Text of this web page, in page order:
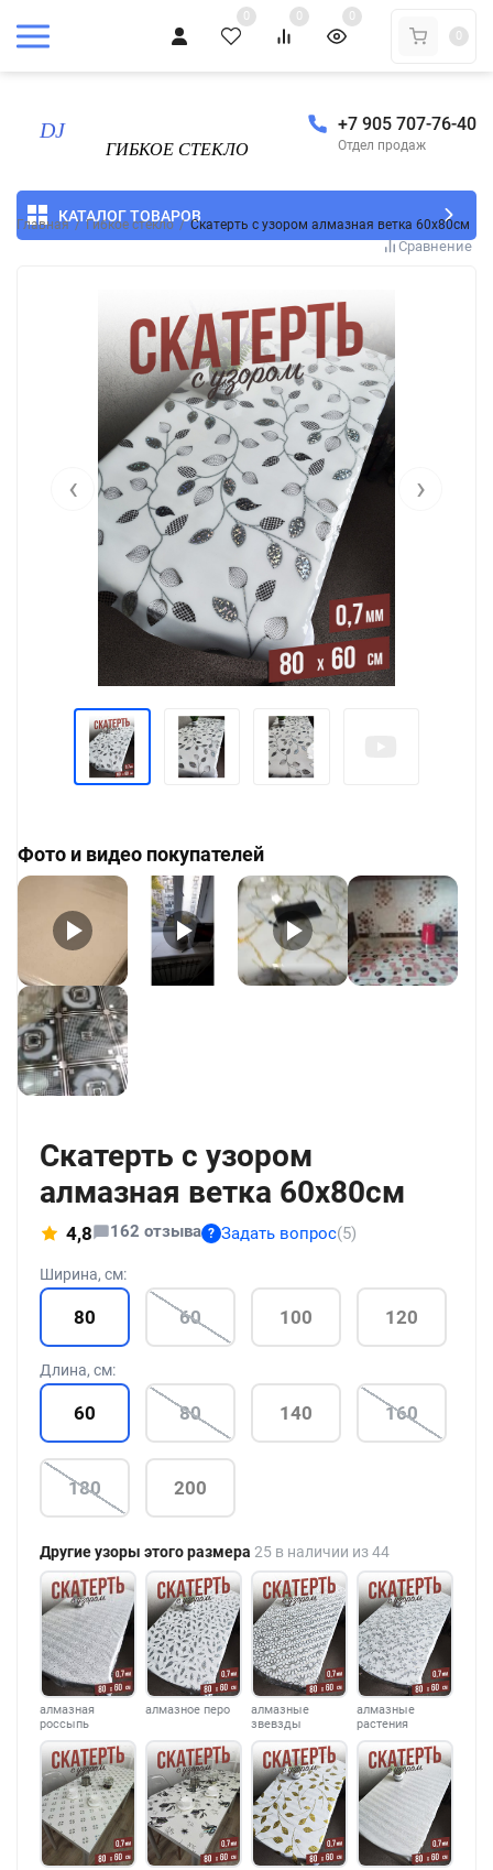
0 0
0
0
+7 905 707-76-40
Отдел продаж
КАТАЛОГ ТОВАРОВ
Главная / Гибкое стекло / Скатерть с узором алмазная ветка 60x80см
Сравнение
‹ ›
Фото и видео покупателей
Скатерть с узором
алмазная ветка 60x80см
4,8 162 отзыва ? Задать вопрос(5)
Ширина, см:
80 60 100 120
Длина, см:
60 80 140 160
180 200
Другие узоры этого размера 25 в наличии из 44
алмазная
россыпь
алмазное перо
алмазные
звевзды
алмазные
растения